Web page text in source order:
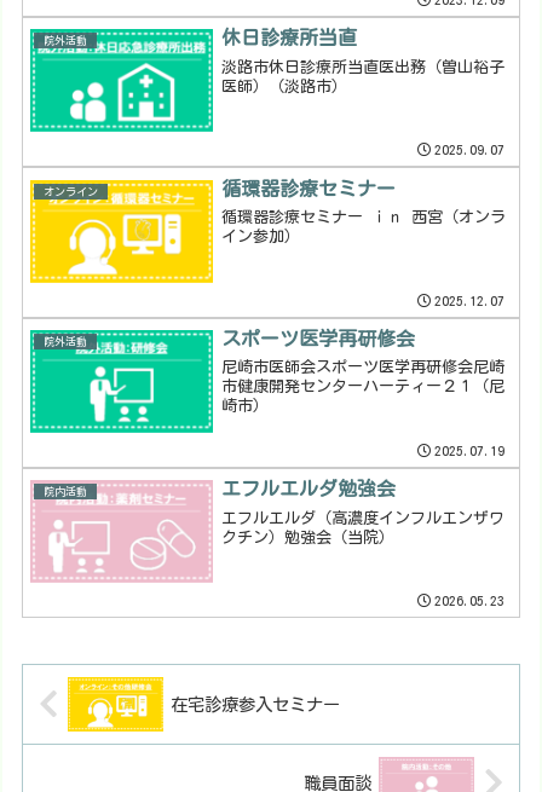
院外活動 休日診療所当直
淡路市休日診療所当直医出務（曽山裕子
医師）（淡路市）
2025.09.07
オンライン 循環器診療セミナー
循環器診療セミナー ｉｎ 西宮（オンラ
イン参加）
2025.12.07
院外活動 スポーツ医学再研修会
尼崎市医師会スポーツ医学再研修会尼崎
市健康開発センターハーティー２１（尼
崎市）
2025.07.19
院内活動 エフルエルダ勉強会
エフルエルダ（高濃度インフルエンザワ
クチン）勉強会（当院）
2026.05.23
在宅診療参入セミナー
職員面談